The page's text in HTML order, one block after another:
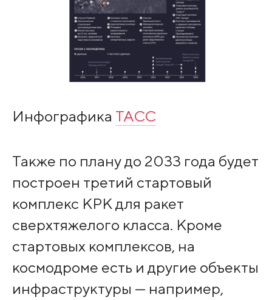
Инфографика ТАСС
Также по плану до 2033 года будет
построен третий стартовый
комплекс КРК для ракет
сверхтяжелого класса. Кроме
стартовых комплексов, на
космодроме есть и другие объекты
инфраструктуры — например,